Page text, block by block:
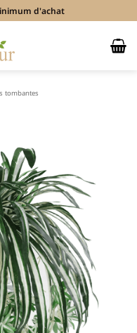
d'achat
tombantes